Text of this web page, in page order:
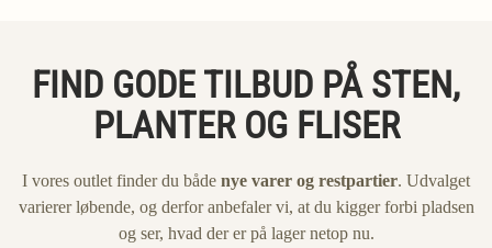
FIND GODE TILBUD PÅ STEN,
PLANTER OG FLISER
I vores outlet finder du både nye varer og restpartier. Udvalget
varierer løbende, og derfor anbefaler vi, at du kigger forbi pladsen
og ser, hvad der er på lager netop nu.